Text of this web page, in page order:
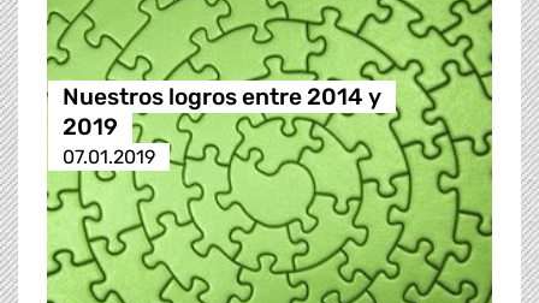
Nuestros logros entre 2014 y
2019
07.01.2019